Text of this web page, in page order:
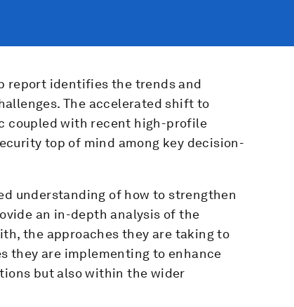
report identifies the trends and
The accelerated shift to
coupled with recent high-profile
top of mind among key decision-
understanding of how to strengthen
an in-depth analysis of the
the approaches they are taking to
they are implementing to enhance
but also within the wider